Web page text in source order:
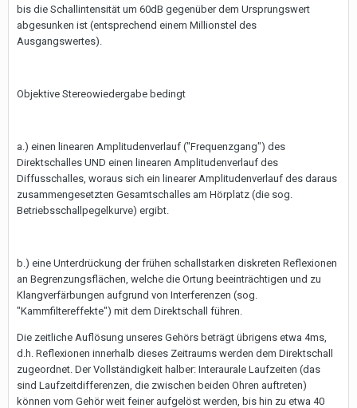
bis die Schallintensität um 60dB gegenüber dem Ursprungswert
abgesunken ist (entsprechend einem Millionstel des
Ausgangswertes).
Objektive Stereowiedergabe bedingt
a.) einen linearen Amplitudenverlauf ("Frequenzgang") des
Direktschalles UND einen linearen Amplitudenverlauf des
Diffusschalles, woraus sich ein linearer Amplitudenverlauf des daraus
zusammengesetzten Gesamtschalles am Hörplatz (die sog.
Betriebsschallpegelkurve) ergibt.
b.) eine Unterdrückung der frühen schallstarken diskreten Reflexionen
an Begrenzungsflächen, welche die Ortung beeinträchtigen und zu
Klangverfärbungen aufgrund von Interferenzen (sog.
"Kammfiltereffekte") mit dem Direktschall führen.
Die zeitliche Auflösung unseres Gehörs beträgt übrigens etwa 4ms,
d.h. Reflexionen innerhalb dieses Zeitraums werden dem Direktschall
zugeordnet. Der Vollständigkeit halber: Interaurale Laufzeiten (das
sind Laufzeitdifferenzen, die zwischen beiden Ohren auftreten)
können vom Gehör weit feiner aufgelöst werden, bis hin zu etwa 40